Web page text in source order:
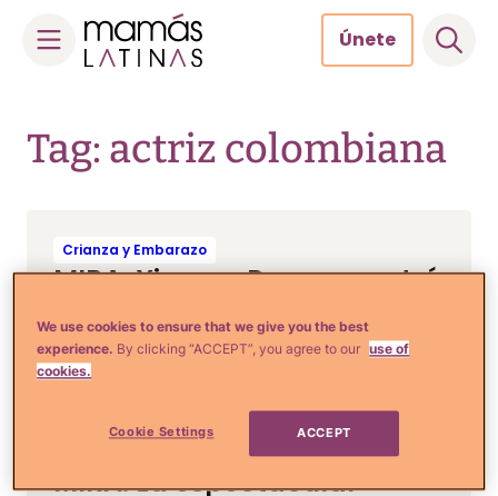
content
Únete
Tag: actriz colombiana
Crianza y Embarazo
MIRA: Ximena Duque mostró
toda la ropita que ya tiene
preparada para su bebita
MIRA: La espectacular
We use cookies to ensure that we give you the best
experience. By clicking “ACCEPT”, you agree to our use of
cookies.
Cookie Settings ACCEPT